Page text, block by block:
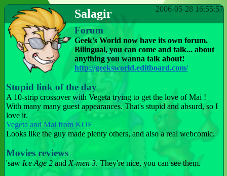
2006-05-28 16:55:57
Salagir
Forum
Geek's World now have its own forum.
Bilingual, you can come and talk... about
anything you wanna talk about!
http://geeksworld.editboard.com/
Stupid link of the day
A 10-strip crossover with Vegeta trying to get the love of Mai !
With many many guest appearances. That's stupid and absurd, so I
love it.
Vegeta and Mai from KOF
Looks like the guy made plenty others, and also a real webcomic.
Movies reviews
'saw Ice Age 2 and X-men 3. They're nice, you can see them.